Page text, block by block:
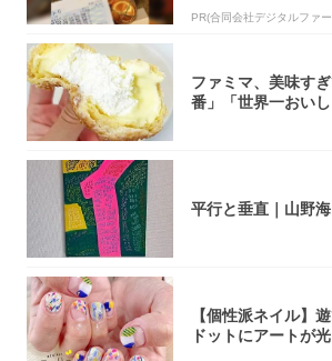
PR(合同会社デジタルファ
ファミマ、美味す
番」「世界一おい
平行と垂直｜山野海
【個性派ネイル】
ドットにアートが